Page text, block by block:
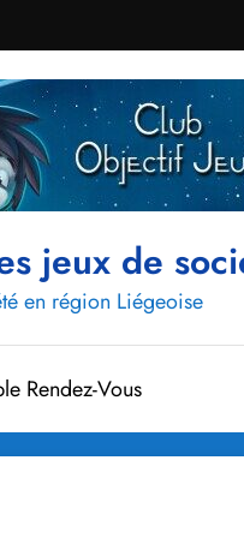
jeux de
en région Liégeoise
Rendez-Vous